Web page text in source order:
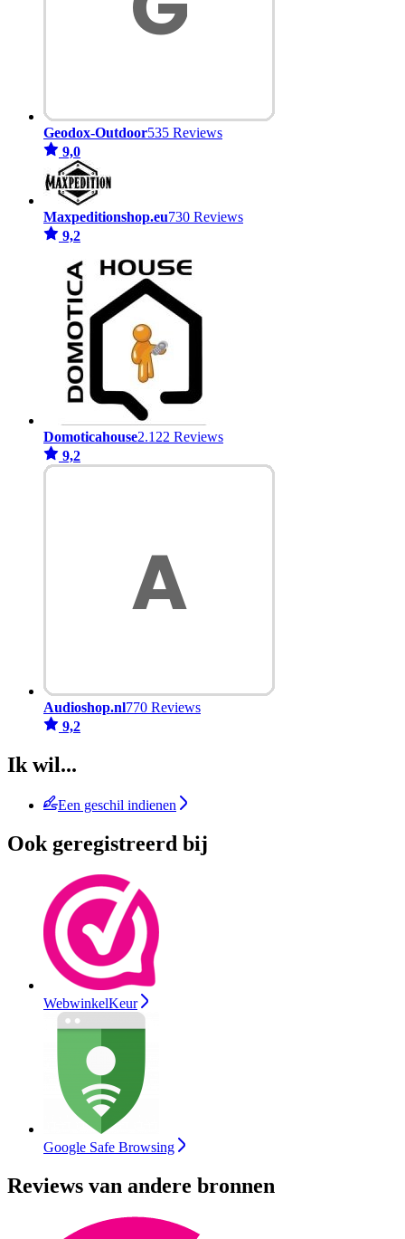
Geodox-Outdoor535 Reviews
9,0
Maxpeditionshop.eu730 Reviews
9,2
Domoticahouse2.122 Reviews
9,2
Audioshop.nl770 Reviews
9,2
Ik wil...
Een geschil indienen
Ook geregistreerd bij
WebwinkelKeur
Google Safe Browsing
Reviews van andere bronnen